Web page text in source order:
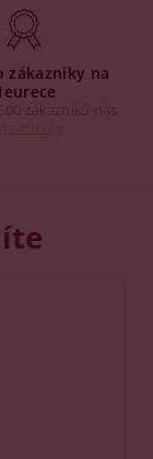
zákazníky na
zákazníků nás